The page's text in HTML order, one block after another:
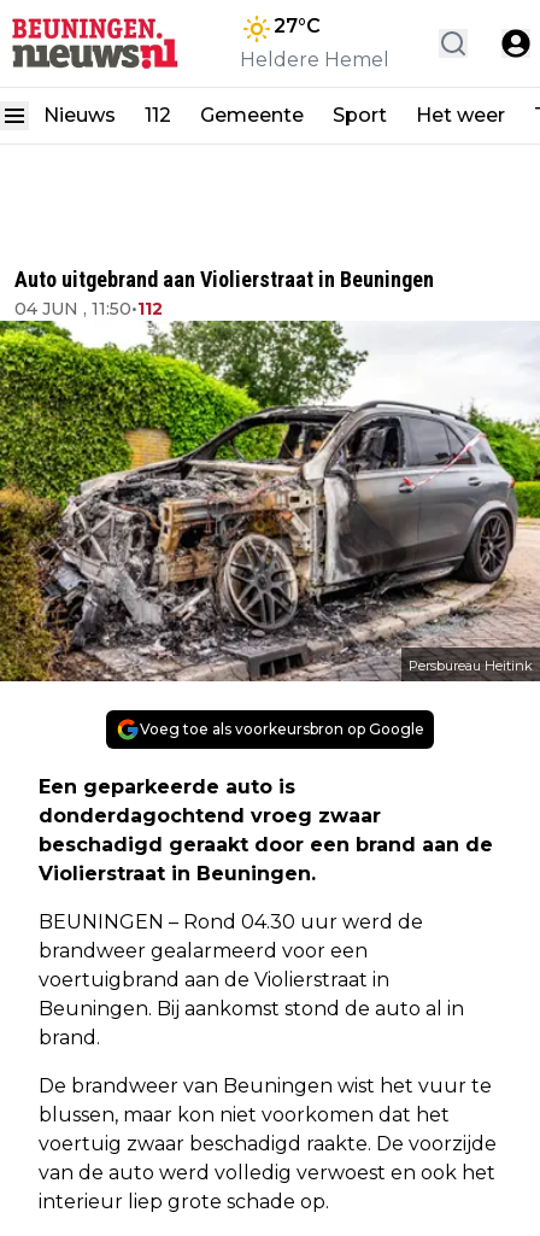
27°C
Heldere Hemel
Nieuws 112 Gemeente Sport Het weer
Auto uitgebrand aan Violierstraat in Beuningen
04 JUN , 11:50•112
Persbureau Heitink
Voeg toe als voorkeursbron op Google
Een geparkeerde auto is
donderdagochtend vroeg zwaar
beschadigd geraakt door een brand aan de
Violierstraat in Beuningen.
BEUNINGEN – Rond 04.30 uur werd de
brandweer gealarmeerd voor een
voertuigbrand aan de Violierstraat in
Beuningen. Bij aankomst stond de auto al in
brand.
De brandweer van Beuningen wist het vuur te
blussen, maar kon niet voorkomen dat het
voertuig zwaar beschadigd raakte. De voorzijde
van de auto werd volledig verwoest en ook het
interieur liep grote schade op.